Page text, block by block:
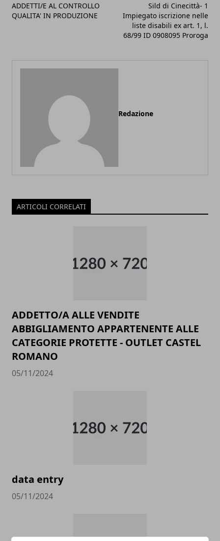
ADDETTI/E AL CONTROLLO
QUALITA' IN PRODUZIONE
Sild di Cinecittà- 1
Impiegato iscrizione nelle
liste disabili ex art. 1, l.
68/99 ID 0908095 Proroga
Redazione
ARTICOLI CORRELATI
ADDETTO/A ALLE VENDITE
ABBIGLIAMENTO APPARTENENTE ALLE
CATEGORIE PROTETTE - OUTLET CASTEL
ROMANO
05/11/2024
data entry
05/11/2024